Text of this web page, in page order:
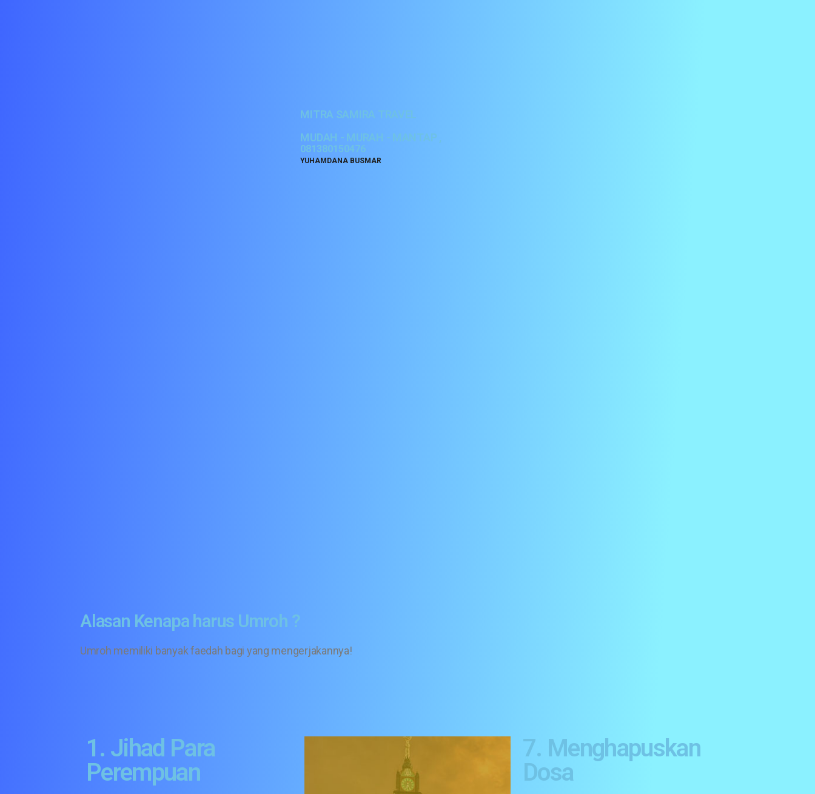
MITRA SAMIRA TRAVEL
MUDAH - MURAH - MANTAP ,
081380150476
YUHAMDANA BUSMAR
Alasan Kenapa harus Umroh ?
Umroh memiliki banyak faedah bagi yang mengerjakannya!
1. Jihad Para
Perempuan
7. Menghapuskan
Dosa